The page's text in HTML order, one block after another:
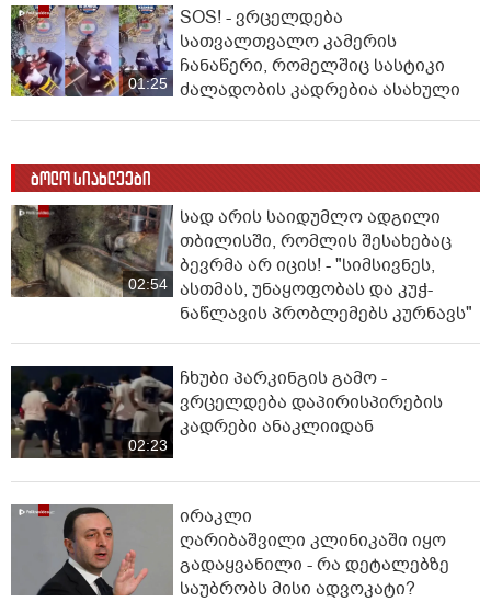
01:25
SOS! - ვრცელდება
სათვალთვალო კამერის
ჩანაწერი, რომელშიც სასტიკი
ძალადობის კადრებია ასახული
ბოლო სიახლეები
02:54
სად არის საიდუმლო ადგილი
თბილისში, რომლის შესახებაც
ბევრმა არ იცის! - "სიმსივნეს,
ასთმას, უნაყოფობას და კუჭ-
ნაწლავის პრობლემებს კურნავს"
02:23
ჩხუბი პარკინგის გამო -
ვრცელდება დაპირისპირების
კადრები ანაკლიიდან
ირაკლი
ღარიბაშვილი კლინიკაში იყო
გადაყვანილი - რა დეტალებზე
საუბრობს მისი ადვოკატი?